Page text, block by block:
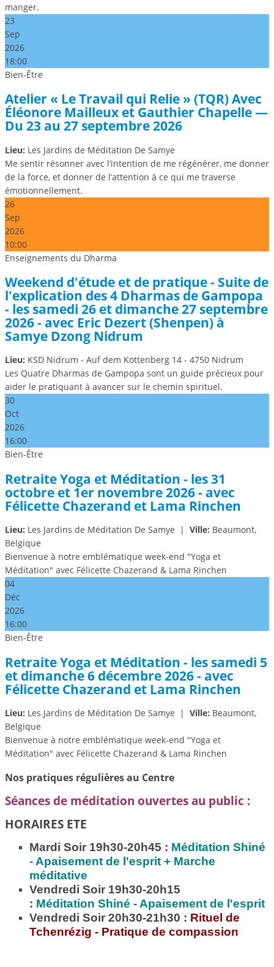
manger.
23
Sep
2026
18:00
Bien-Être
Atelier « Le Travail qui Relie » (TQR) Avec
Éléonore Mailleux et Gauthier Chapelle —
Du 23 au 27 septembre 2026
Lieu: Les Jardins de Méditation De Samye
Me sentir résonner avec l’intention de me régénérer, me donner
de la force, et donner de l’attention à ce qui me traverse
émotionnellement.
26
Sep
2026
10:00
Enseignements du Dharma
Weekend d'étude et de pratique - Suite de
l'explication des 4 Dharmas de Gampopa
- les samedi 26 et dimanche 27 septembre
2026 - avec Eric Dezert (Shenpen) à
Samye Dzong Nidrum
Lieu: KSD Nidrum - Auf dem Köttenberg 14 - 4750 Nidrum
Les Quatre Dharmas de Gampopa sont un guide précieux pour
aider le pratiquant à avancer sur le chemin spirituel.
30
Oct
2026
16:00
Bien-Être
Retraite Yoga et Méditation - les 31
octobre et 1er novembre 2026 - avec
Félicette Chazerand et Lama Rinchen
Lieu: Les Jardins de Méditation De Samye | Ville: Beaumont,
Belgique
Bienvenue à notre emblématique week-end "Yoga et
Méditation" avec Félicette Chazerand & Lama Rinchen
04
Déc
2026
16:00
Bien-Être
Retraite Yoga et Méditation - les samedi 5
et dimanche 6 décembre 2026 - avec
Félicette Chazerand et Lama Rinchen
Lieu: Les Jardins de Méditation De Samye | Ville: Beaumont,
Belgique
Bienvenue à notre emblématique week-end "Yoga et
Méditation" avec Félicette Chazerand & Lama Rinchen
Nos pratiques régulières au Centre
Séances de méditation ouvertes au public :
HORAIRES ETE
Mardi Soir 19h30-20h45 : Méditation Shiné
- Apaisement de l'esprit + Marche
méditative
Vendredi Soir 19h30-20h15
: Méditation Shiné - Apaisement de l'esprit
Vendredi Soir 20h30-21h30 : Rituel de
Tchenrézig - Pratique de compassion